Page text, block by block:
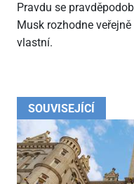
SOUVISEJÍCÍ
Pravdu se
Musk rozhodne
vlastní.